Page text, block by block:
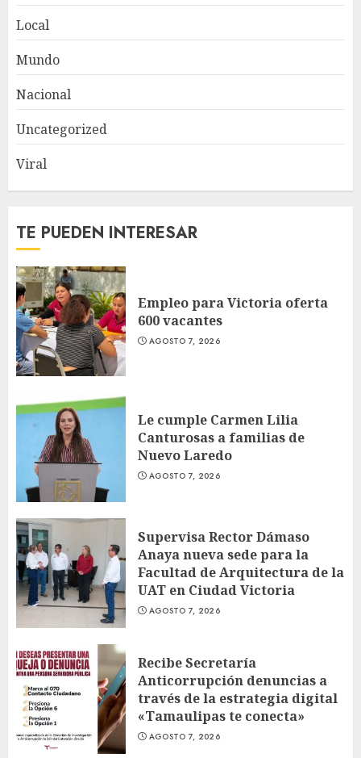
Local
Mundo
Nacional
Uncategorized
Viral
TE PUEDEN INTERESAR
Empleo para Victoria oferta
600 vacantes
AGOSTO 7, 2026
Le cumple Carmen Lilia
Canturosas a familias de
Nuevo Laredo
AGOSTO 7, 2026
Supervisa Rector Dámaso
Anaya nueva sede para la
Facultad de Arquitectura de la
UAT en Ciudad Victoria
AGOSTO 7, 2026
Recibe Secretaría
Anticorrupción denuncias a
través de la estrategia digital
«Tamaulipas te conecta»
AGOSTO 7, 2026